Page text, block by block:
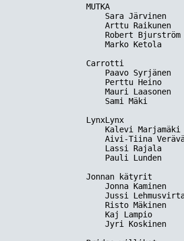
MUTKA
Sara Järvinen
Arttu Raikunen
Robert Bjurström
Marko Ketola
Carrotti
Paavo Syrjänen
Perttu Heino
Mauri Laasonen
Sami Mäki
LynxLynx
Kalevi Marjamäki
Aivi-Tiina
Lassi Rajala
Pauli Lunden
Jonnan kätyrit
Jonna Kaminen
Jussi
Risto Mäkinen
Kaj Lampio
Jyri Koskinen